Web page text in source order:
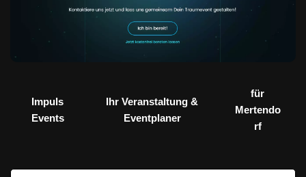
Impuls
Events
Ihr Veranstaltung &
Eventplaner
für
Mertendo
rf